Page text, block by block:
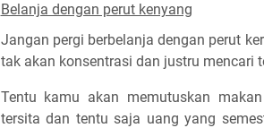
Belanja dengan perut kenyang
Jangan pergi berbelanja dengan perut
tak akan konsentrasi dan justru mencari
Tentu kamu akan memutuskan
tersita dan tentu saja uang yang